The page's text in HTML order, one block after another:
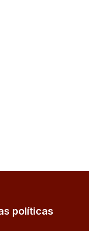
políticas